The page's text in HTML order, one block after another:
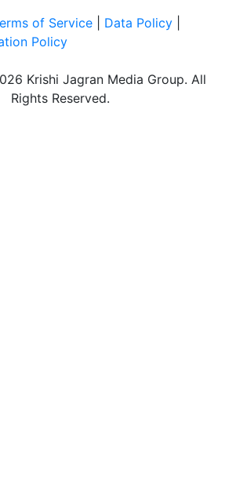
of Service Data Policy
Policy
Krishi Jagran Media Group. All
Rights Reserved.